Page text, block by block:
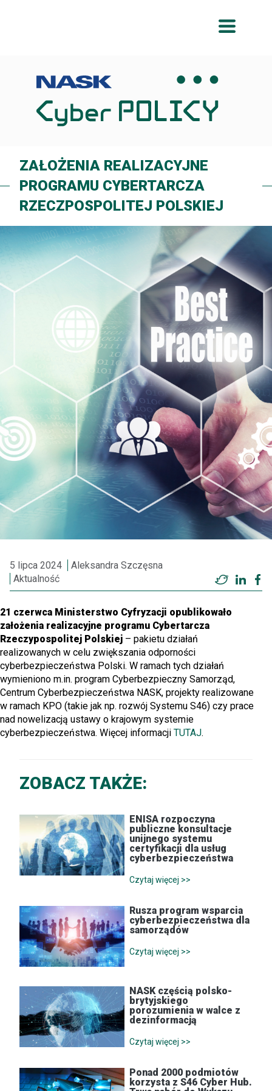
ZAŁOŻENIA REALIZACYJNE
PROGRAMU CYBERTARCZA
RZECZPOSPOLITEJ POLSKIEJ
5 lipca 2024
Aleksandra Szczęsna
Aktualność
Twitter
21 czerwca Ministerstwo Cyfryzacji opublikowało
założenia realizacyjne programu Cybertarcza
Rzeczypospolitej Polskiej – pakietu działań
realizowanych w celu zwiększania odporności
cyberbezpieczeństwa Polski. W ramach tych działań
wymieniono m.in. program Cyberbezpieczny Samorząd,
Centrum Cyberbezpieczeństwa NASK, projekty realizowane
w ramach KPO (takie jak np. rozwój Systemu S46) czy prace
nad nowelizacją ustawy o krajowym systemie
cyberbezpieczeństwa. Więcej informacji TUTAJ.
ZOBACZ TAKŻE:
ENISA rozpoczyna
publiczne konsultacje
unijnego systemu
certyfikacji dla usług
cyberbezpieczeństwa
Czytaj więcej >>
Rusza program wsparcia
cyberbezpieczeństwa dla
samorządów
Czytaj więcej >>
NASK częścią polsko-
brytyjskiego
porozumienia w walce z
dezinformacją
Czytaj więcej >>
Ponad 2000 podmiotów
korzysta z S46 Cyber Hub.